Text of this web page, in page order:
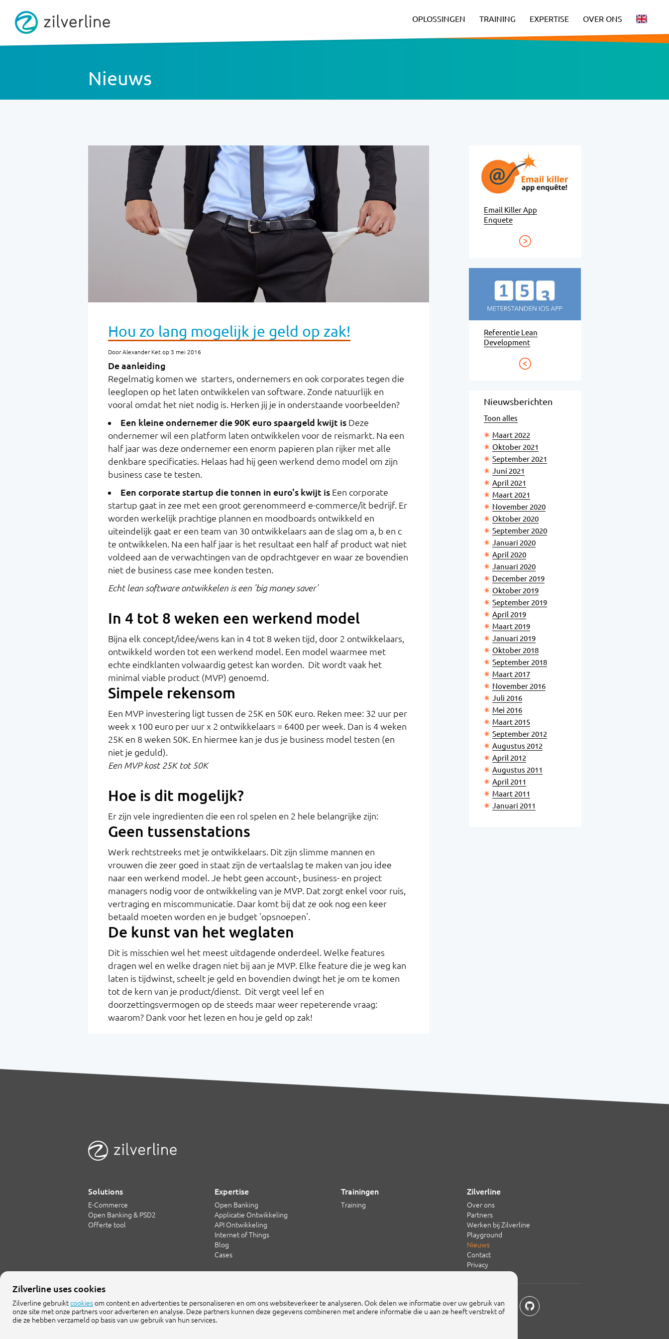
OPLOSSINGEN TRAINING EXPERTISE OVER ONS
Nieuws
Hou zo lang mogelijk je geld op zak!
Door Alexander Ket op 3 mei 2016
De aanleiding
Regelmatig komen we starters, ondernemers en ook corporates tegen die
leeglopen op het laten ontwikkelen van software. Zonde natuurlijk en
vooral omdat het niet nodig is. Herken jij je in onderstaande voorbeelden?
Een kleine ondernemer die 90K euro spaargeld kwijt is Deze
ondernemer wil een platform laten ontwikkelen voor de reismarkt. Na een
half jaar was deze ondernemer een enorm papieren plan rijker met alle
denkbare specificaties. Helaas had hij geen werkend demo model om zijn
business case te testen.
Een corporate startup die tonnen in euro's kwijt is Een corporate
startup gaat in zee met een groot gerenommeerd e-commerce/it bedrijf. Er
worden werkelijk prachtige plannen en moodboards ontwikkeld en
uiteindelijk gaat er een team van 30 ontwikkelaars aan de slag om a, b en c
te ontwikkelen. Na een half jaar is het resultaat een half af product wat niet
voldeed aan de verwachtingen van de opdrachtgever en waar ze bovendien
niet de business case mee konden testen.
Echt lean software ontwikkelen is een 'big money saver'
In 4 tot 8 weken een werkend model
Bijna elk concept/idee/wens kan in 4 tot 8 weken tijd, door 2 ontwikkelaars,
ontwikkeld worden tot een werkend model. Een model waarmee met
echte eindklanten volwaardig getest kan worden. Dit wordt vaak het
minimal viable product (MVP) genoemd.
Simpele rekensom
Een MVP investering ligt tussen de 25K en 50K euro. Reken mee: 32 uur per
week x 100 euro per uur x 2 ontwikkelaars = 6400 per week. Dan is 4 weken
25K en 8 weken 50K. En hiermee kan je dus je business model testen (en
niet je geduld).
Een MVP kost 25K tot 50K
Hoe is dit mogelijk?
Er zijn vele ingredienten die een rol spelen en 2 hele belangrijke zijn:
Geen tussenstations
Werk rechtstreeks met je ontwikkelaars. Dit zijn slimme mannen en
vrouwen die zeer goed in staat zijn de vertaalslag te maken van jou idee
naar een werkend model. Je hebt geen account-, business- en project
managers nodig voor de ontwikkeling van je MVP. Dat zorgt enkel voor ruis,
vertraging en miscommunicatie. Daar komt bij dat ze ook nog een keer
betaald moeten worden en je budget 'opsnoepen'.
De kunst van het weglaten
Dit is misschien wel het meest uitdagende onderdeel. Welke features
dragen wel en welke dragen niet bij aan je MVP. Elke feature die je weg kan
laten is tijdwinst, scheelt je geld en bovendien dwingt het je om te komen
tot de kern van je product/dienst. Dit vergt veel lef en
doorzettingsvermogen op de steeds maar weer repeterende vraag:
waarom? Dank voor het lezen en hou je geld op zak!
Email Killer App
Enquete
Referentie Lean
Development
Nieuwsberichten
Toon alles
Maart 2022
Oktober 2021
September 2021
Juni 2021
April 2021
Maart 2021
November 2020
Oktober 2020
September 2020
Januari 2020
April 2020
Januari 2020
December 2019
Oktober 2019
September 2019
April 2019
Maart 2019
Januari 2019
Oktober 2018
September 2018
Maart 2017
November 2016
Juli 2016
Mei 2016
Maart 2015
September 2012
Augustus 2012
April 2012
Augustus 2011
April 2011
Maart 2011
Januari 2011
Solutions
E-Commerce
Open Banking & PSD2
Offerte tool
Expertise
Open Banking
Applicatie Ontwikkeling
API Ontwikkeling
Internet of Things
Blog
Cases
Trainingen
Training
Zilverline
Over ons
Partners
Werken bij Zilverline
Playground
Nieuws
Contact
Privacy
+31 20 754 21 65
info@zilverline.com
Cruquiusweg 109-F
1019 AG Amsterdam
Zilverline uses cookies
Zilverline gebruiktcookiesom content en advertenties te personaliseren en om ons websiteverkeer te analyseren. Ook delen we informatie over uw gebruik van
onze site met onze partners voor adverteren en analyse. Deze partners kunnen deze gegevens combineren met andere informatie die u aan ze heeft verstrekt of
die ze hebben verzameld op basis van uw gebruik van hun services.